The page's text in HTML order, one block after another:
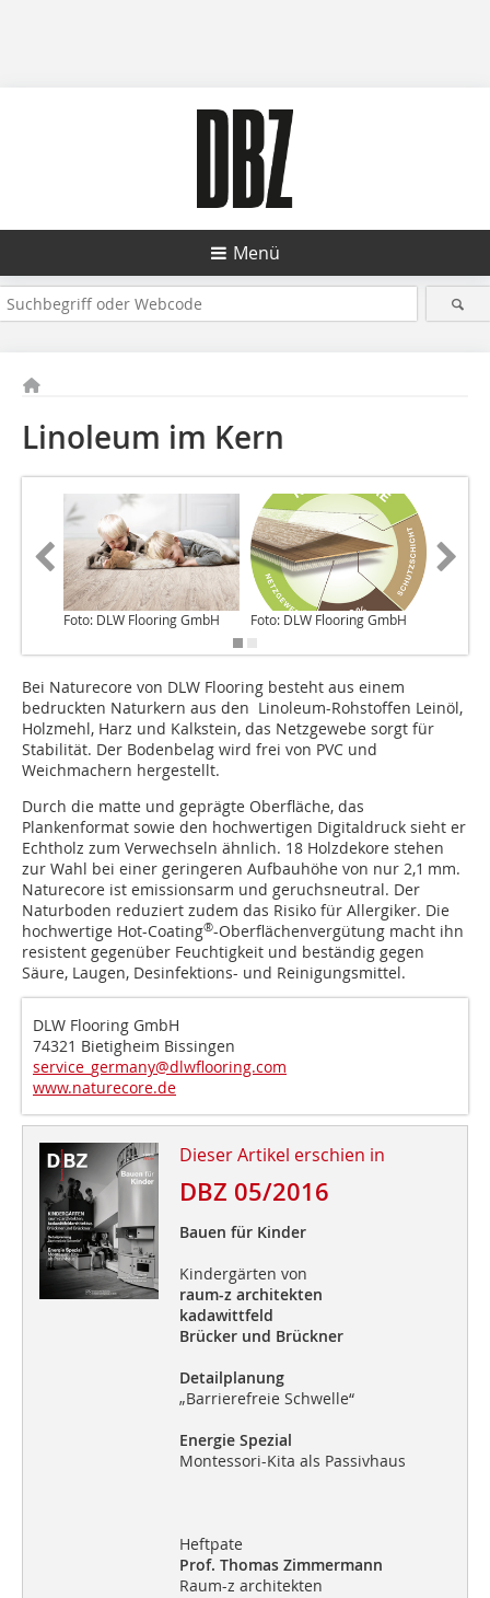
Menü
Linoleum im Kern
Foto: DLW Flooring GmbH Foto: DLW Flooring GmbH
Bei Naturecore von DLW Flooring besteht aus einem
bedruckten Naturkern aus den ­Linoleum-Rohstoffen Leinöl,
Holzmehl, Harz und Kalkstein, das Netzgewebe sorgt für
Stabilität. Der Bodenbelag wird frei von PVC und
Weichmachern hergestellt.
Durch die matte und geprägte Oberfläche, das
Plankenformat sowie den hochwertigen Digitaldruck sieht er
Echtholz zum Verwechseln ähnlich. 18 Holzdekore stehen
zur Wahl bei einer geringeren Aufbauhöhe von nur 2,1 mm.
Naturecore ist emissionsarm und geruchsneutral. Der
Naturboden reduziert zudem das Risiko für Allergiker. Die
hochwertige Hot-Coating®-Oberflächenvergütung macht ihn
resistent gegenüber Feuchtigkeit und beständig gegen
Säure, Laugen, Desinfektions- und Reinigungsmittel.
DLW Flooring GmbH
74321 Bietigheim Bissingen
service_germany@dlwflooring.com
www.naturecore.de
Dieser Artikel erschien in
DBZ 05/2016
Bauen für Kinder
Kindergärten von
raum-z architekten
kadawittfeld
Brücker und Brückner
Detailplanung
„Barrierefreie Schwelle“
Energie Spezial
Montessori-Kita als Passivhaus
Heftpate
Prof. Thomas Zimmermann
Raum-z architekten